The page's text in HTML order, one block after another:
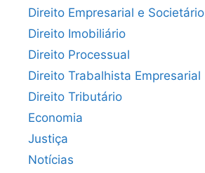
Direito Empresarial e Societário
Direito Imobiliário
Direito Processual
Direito Trabalhista Empresarial
Direito Tributário
Economia
Justiça
Notícias